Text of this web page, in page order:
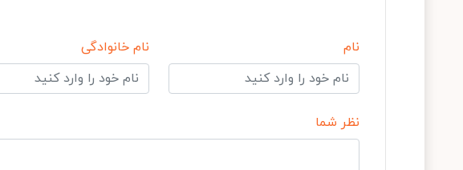
نام نام خانوادگی
نظر شما